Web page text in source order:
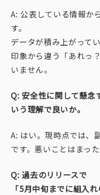
A: 公表している情報か
す。
データが積み上がって
印象から違う「あれっ
いません。
Q: 安全性に関して懸念
いう理解で良いか。
A: はい。現時点では、
です。悪いことはまっ
Q: 過去のリリースで
「5⽉中旬までに組⼊